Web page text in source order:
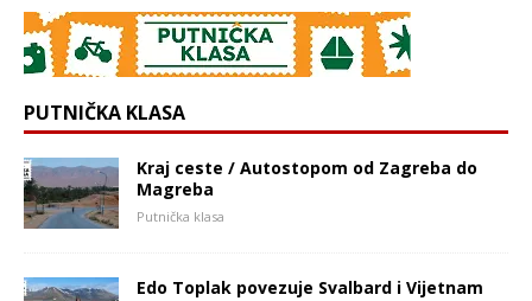
PUTNIČKA KLASA
Kraj ceste / Autostopom od Zagreba do
Magreba
Putnička klasa
Edo Toplak povezuje Svalbard i Vijetnam